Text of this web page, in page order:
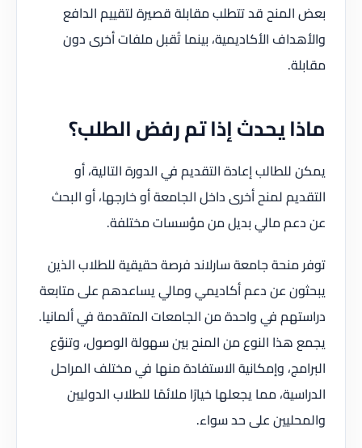
بعض المنح قد تتطلب مقابلة قصيرة لتقييم الدافع
والأهداف الأكاديمية، بينما تُقبل ملفات أخرى دون
مقابلة.
ماذا يحدث إذا تم رفض الطلب؟
يمكن للطالب إعادة التقديم في الدورة التالية، أو
التقديم لمنح أخرى داخل الجامعة أو خارجها، أو البحث
عن دعم مالي بديل من مؤسسات مختلفة.
توفر منحة جامعة سارلاند فرصة حقيقية للطلاب الذين
يبحثون عن دعم أكاديمي ومالي يساعدهم على متابعة
دراستهم في واحدة من الجامعات المتقدمة في ألمانيا.
يجمع هذا النوع من المنح بين سهولة الوصول، وتنوّع
البرامج، وإمكانية الاستفادة منها في مختلف المراحل
الدراسية، مما يجعلها خيارًا ملائمًا للطلاب الدوليين
والمحليين على حد سواء.